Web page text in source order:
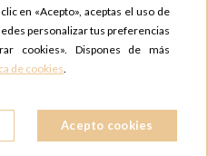
MADRID
Cándido, 6,
Henares, Madrid
SHOWROOM
en «Acepto», aceptas el uso de
personalizar tus preferencias
cookies». Dispones de más
de cookies.
Acepto cookies